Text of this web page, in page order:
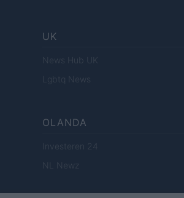
UK
News Hub UK
Lgbtq News
OLANDA
Investeren 24
NL Newz